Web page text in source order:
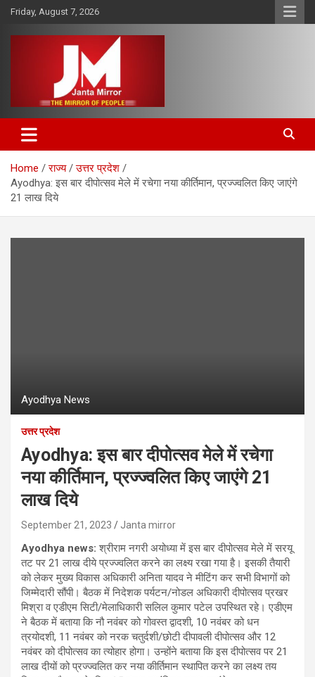
Skip
content
Friday, August 7, 2026
Janta Mirror
Home राज्य
उत्तर प्रदेश
Ayodhya: इस बार दीपोत्सव मेले में रचेगा नया कीर्तिमान, प्रज्ज्वलित किए जाएंगे
21 लाख दिये
Ayodhya News
उत्तर प्रदेश
Ayodhya: इस बार दीपोत्सव मेले में रचेगा
नया कीर्तिमान, प्रज्ज्वलित किए जाएंगे 21
लाख दिये
September 21, 2023 Janta mirror
Ayodhya news: श्रीराम नगरी अयोध्‍या में इस बार दीपोत्सव मेले में सरयू
तट पर 21 लाख दीये प्रज्ज्वलित करने का लक्ष्य रखा गया है। इसकी तैयारी
को लेकर मुख्य विकास अधिकारी अनिता यादव ने मीटिंग कर सभी विभागों को
जिम्मेदारी सौंपी। बैठक में निदेशक पर्यटन/नोडल अधिकारी दीपोत्सव प्रखर
मिश्रा व एडीएम सिटी/मेलाधिकारी सलिल कुमार पटेल उपस्थित रहे। एडीएम
ने बैठक में बताया कि नौ नवंबर को गोवस्त द्वादशी, 10 नवंबर को धन
त्रयोदशी, 11 नवंबर को नरक चतुर्दशी/छोटी दीपावली दीपोत्सव और 12
नवंबर को दीपोत्सव का त्‍योहार होगा। उन्‍होंने बताया कि इस दीपोत्सव पर 21
लाख दीयों को प्रज्ज्वलित कर नया कीर्तिमान स्थापित करने का लक्ष्य तय